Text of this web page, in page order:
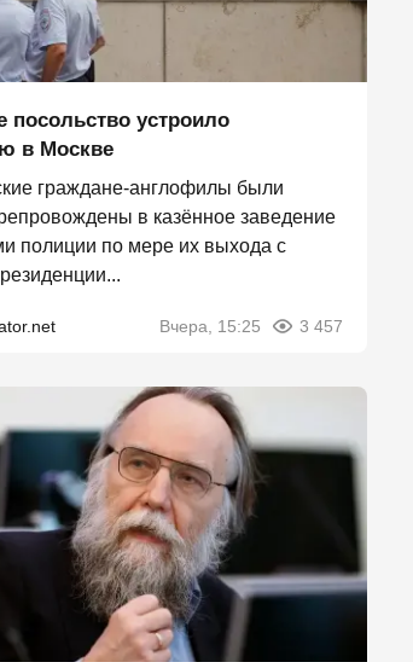
посольство устроило
в Москве
граждане-англофилы были
в казённое заведение
полиции по мере их выхода с
Вчера, 15:25 3 457